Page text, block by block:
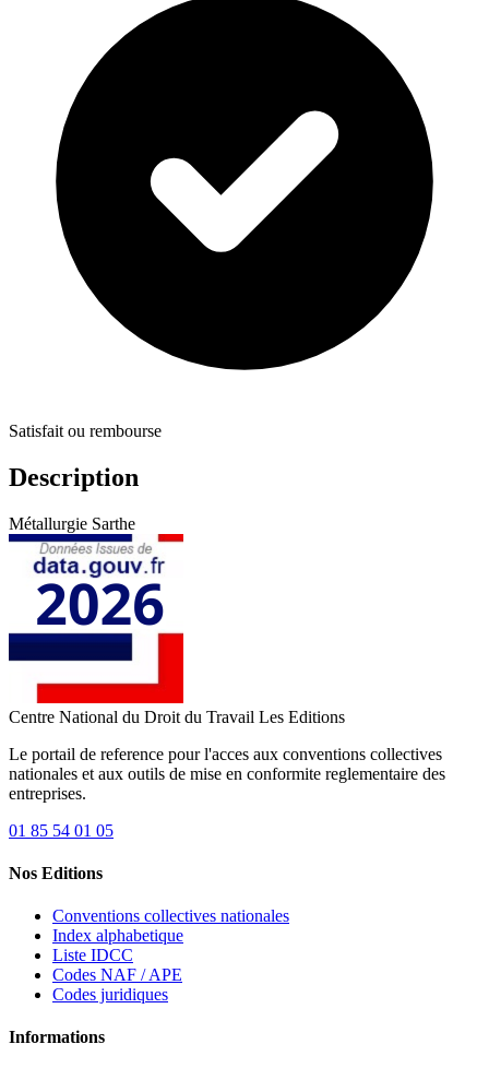
Satisfait ou rembourse
Description
Métallurgie Sarthe
Centre National du Droit du Travail Les Editions
Le portail de reference pour l'acces aux conventions collectives
nationales et aux outils de mise en conformite reglementaire des
entreprises.
01 85 54 01 05
Nos Editions
Conventions collectives nationales
Index alphabetique
Liste IDCC
Codes NAF / APE
Codes juridiques
Informations